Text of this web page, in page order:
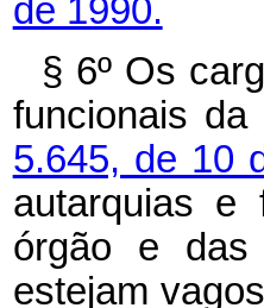
de 1990.
§ 6º Os
funcionais
5.645, de 10
autarquias e
órgão e
estejam